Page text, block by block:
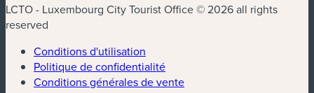
LCTO - Luxembourg City Tourist Office © 2026 all rights
reserved
Conditions d'utilisation
Politique de confidentialité
Conditions générales de vente